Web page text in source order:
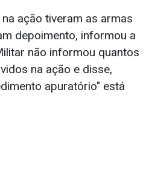
ação tiveram as armas
depoimento, informou a
não informou quantos
na ação e disse,
apuratório" está